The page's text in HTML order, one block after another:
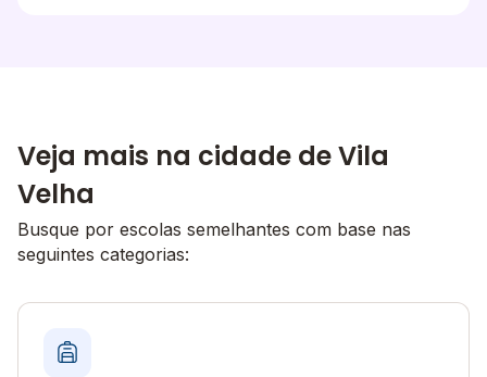
Veja mais na cidade de Vila
Velha
Busque por escolas semelhantes com base nas
seguintes categorias: